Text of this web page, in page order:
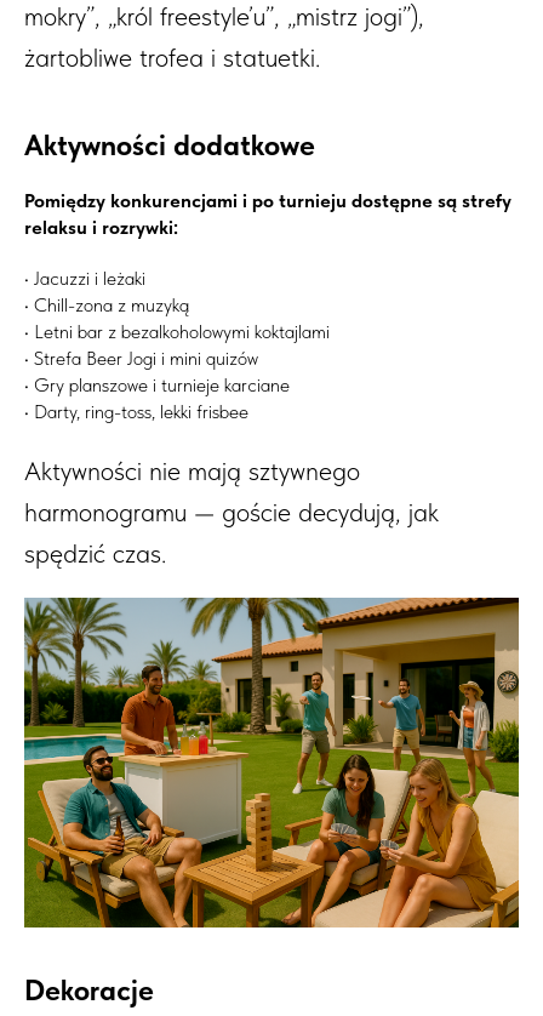
mokry”, „król freestyle’u”, „mistrz jogi”),
żartobliwe trofea i statuetki.
Aktywności dodatkowe
Pomiędzy konkurencjami i po turnieju dostępne są strefy
relaksu i rozrywki:
• Jacuzzi i leżaki
• Chill-zona z muzyką
• Letni bar z bezalkoholowymi koktajlami
• Strefa Beer Jogi i mini quizów
• Gry planszowe i turnieje karciane
• Darty, ring-toss, lekki frisbee
Aktywności nie mają sztywnego
harmonogramu — goście decydują, jak
spędzić czas.
Dekoracje